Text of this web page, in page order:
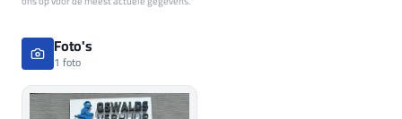
Foto's
1 foto